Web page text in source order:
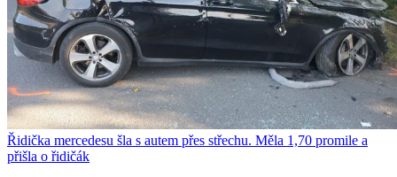
Řidička mercedesu šla s autem přes střechu. Měla 1,70 promile a
přišla o řidičák